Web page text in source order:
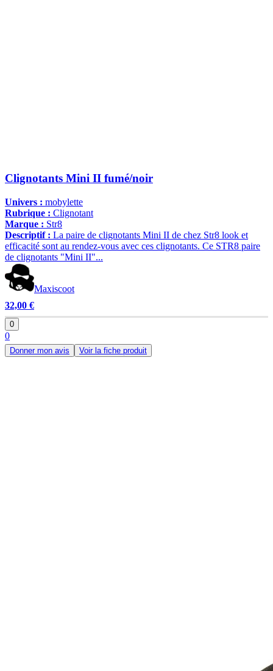
Clignotants Mini II fumé/noir
Univers : mobylette
Rubrique : Clignotant
Marque : Str8
Descriptif : La paire de clignotants Mini II de chez Str8 look et
efficacité sont au rendez-vous avec ces clignotants. Ce STR8 paire
de clignotants "Mini II"...
Maxiscoot
32,00 €
0
0
Donner mon avis Voir la fiche produit